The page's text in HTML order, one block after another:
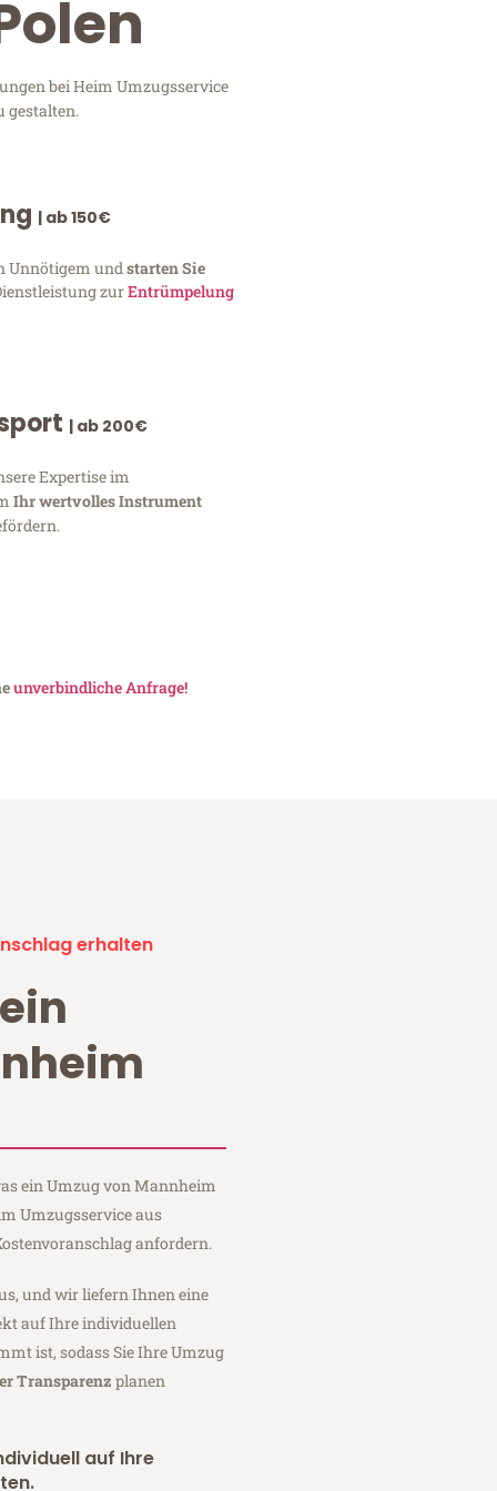
bei Heim Umzugsservice
gestalten.
| ab 150€
Unnötigem undstarten Sie
zurEntrümpelung
| ab 200€
Expertise im
Ihr wertvolles Instrument
unverbindliche Anfrage!
erhalten
ein Umzug von Mannheim
Umzugsservice aus
anfordern.
und wir liefern Ihnen eine
auf Ihre individuellen
ist, sodass Sie Ihre Umzug
Transparenz planen
auf Ihre